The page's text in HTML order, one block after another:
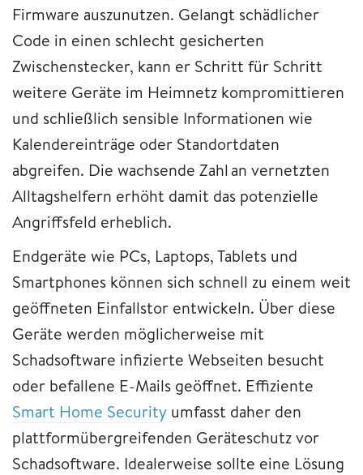
Firmware auszunutzen. Gelangt schädlicher
Code in einen schlecht gesicherten
Zwischenstecker, kann er Schritt für Schritt
weitere Geräte im Heimnetz kompromittieren
und schließlich sensible Informationen wie
Kalendereinträge oder Standortdaten
abgreifen. Die wachsende Zahl an vernetzten
Alltagshelfern erhöht damit das potenzielle
Angriffsfeld erheblich.
Endgeräte wie PCs, Laptops, Tablets und
Smartphones können sich schnell zu einem weit
geöffneten Einfallstor entwickeln. Über diese
Geräte werden möglicherweise mit
Schadsoftware infizierte Webseiten besucht
oder befallene E-Mails geöffnet. Effiziente
Smart Home Security umfasst daher den
plattformübergreifenden Geräteschutz vor
Schadsoftware. Idealerweise sollte eine Lösung